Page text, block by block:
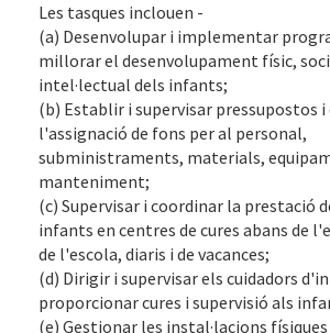
Les tasques inclouen -
(a) Desenvolupar i implementar
millorar el desenvolupament físic,
intel·lectual dels infants;
(b) Establir i supervisar pressupostos
l'assignació de fons per al personal,
subministraments, materials,
manteniment;
(c) Supervisar i coordinar la prestació
infants en centres de cures abans de
de l'escola, diaris i de vacances;
(d) Dirigir i supervisar els cuidadors
proporcionar cures i supervisió als
(e) Gestionar les instal·lacions